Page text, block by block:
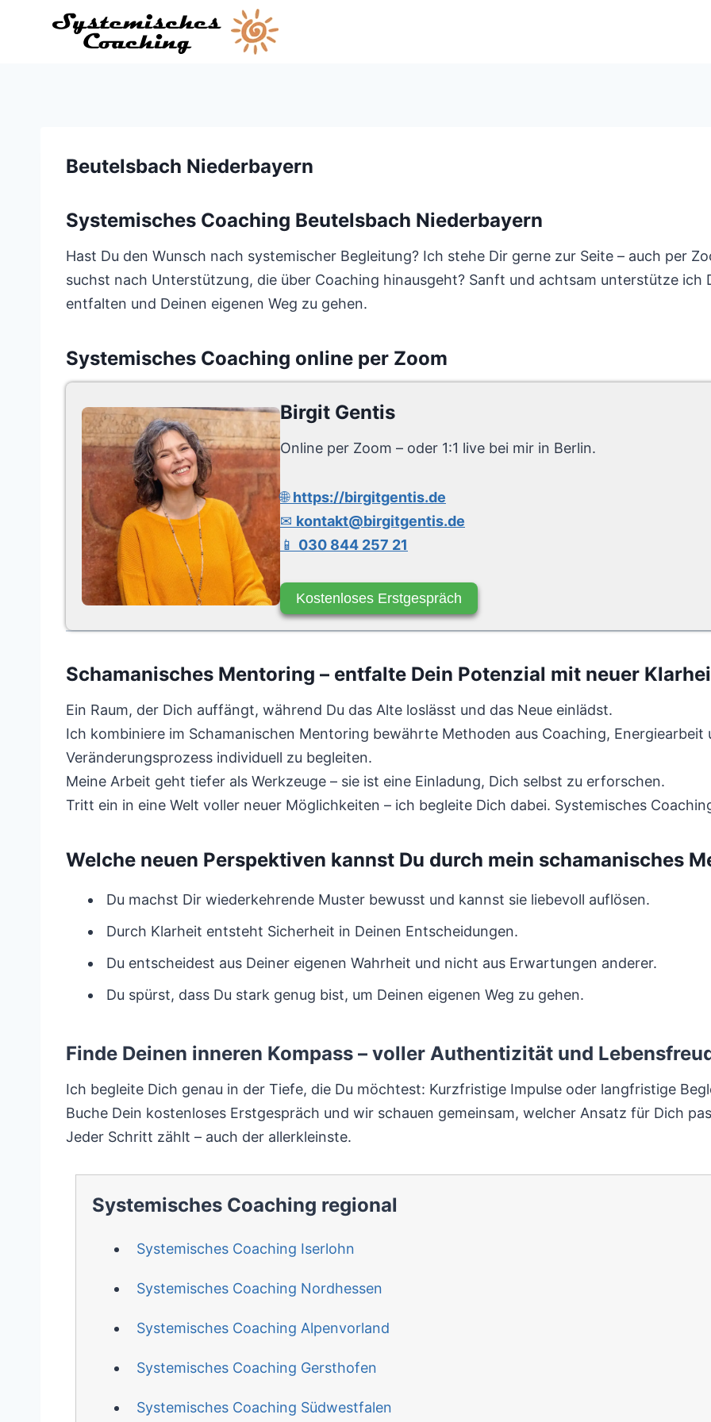
Beutelsbach Niederbayern
Systemisches Coaching Beutelsbach Niederbayern
Hast Du den Wunsch nach systemischer Begleitung? Ich stehe Dir gerne zur Seite – auch per
suchst nach Unterstützung, die über Coaching hinausgeht? Sanft und achtsam unterstütze ich
entfalten und Deinen eigenen Weg zu gehen.
Systemisches Coaching online per Zoom
Birgit Gentis
Online per Zoom – oder 1:1 live bei mir in Berlin.
🌐https://birgitgentis.de
✉ kontakt@birgitgentis.de
📱 030 844 257 21
Kostenloses Erstgespräch
Schamanisches Mentoring – entfalte Dein Potenzial mit neuer
Ein Raum, der Dich auffängt, während Du das Alte loslässt und das Neue einlädst.
Ich kombiniere im Schamanischen Mentoring bewährte Methoden aus Coaching, Energiearbeit
Veränderungsprozess individuell zu begleiten.
Meine Arbeit geht tiefer als Werkzeuge – sie ist eine Einladung, Dich selbst zu erforschen.
Tritt ein in eine Welt voller neuer Möglichkeiten – ich begleite Dich dabei. Systemisches
Welche neuen Perspektiven kannst Du durch mein schamanisches
Du machst Dir wiederkehrende Muster bewusst und kannst sie liebevoll auflösen.
Durch Klarheit entsteht Sicherheit in Deinen Entscheidungen.
Du entscheidest aus Deiner eigenen Wahrheit und nicht aus Erwartungen anderer.
Du spürst, dass Du stark genug bist, um Deinen eigenen Weg zu gehen.
Finde Deinen inneren Kompass – voller Authentizität und
Ich begleite Dich genau in der Tiefe, die Du möchtest: Kurzfristige Impulse oder langfristige
Buche Dein kostenloses Erstgespräch und wir schauen gemeinsam, welcher Ansatz für Dich
Jeder Schritt zählt – auch der allerkleinste.
Systemisches Coaching regional
Systemisches Coaching Iserlohn
Systemisches Coaching Nordhessen
Systemisches Coaching Alpenvorland
Systemisches Coaching Gersthofen
Systemisches Coaching Südwestfalen